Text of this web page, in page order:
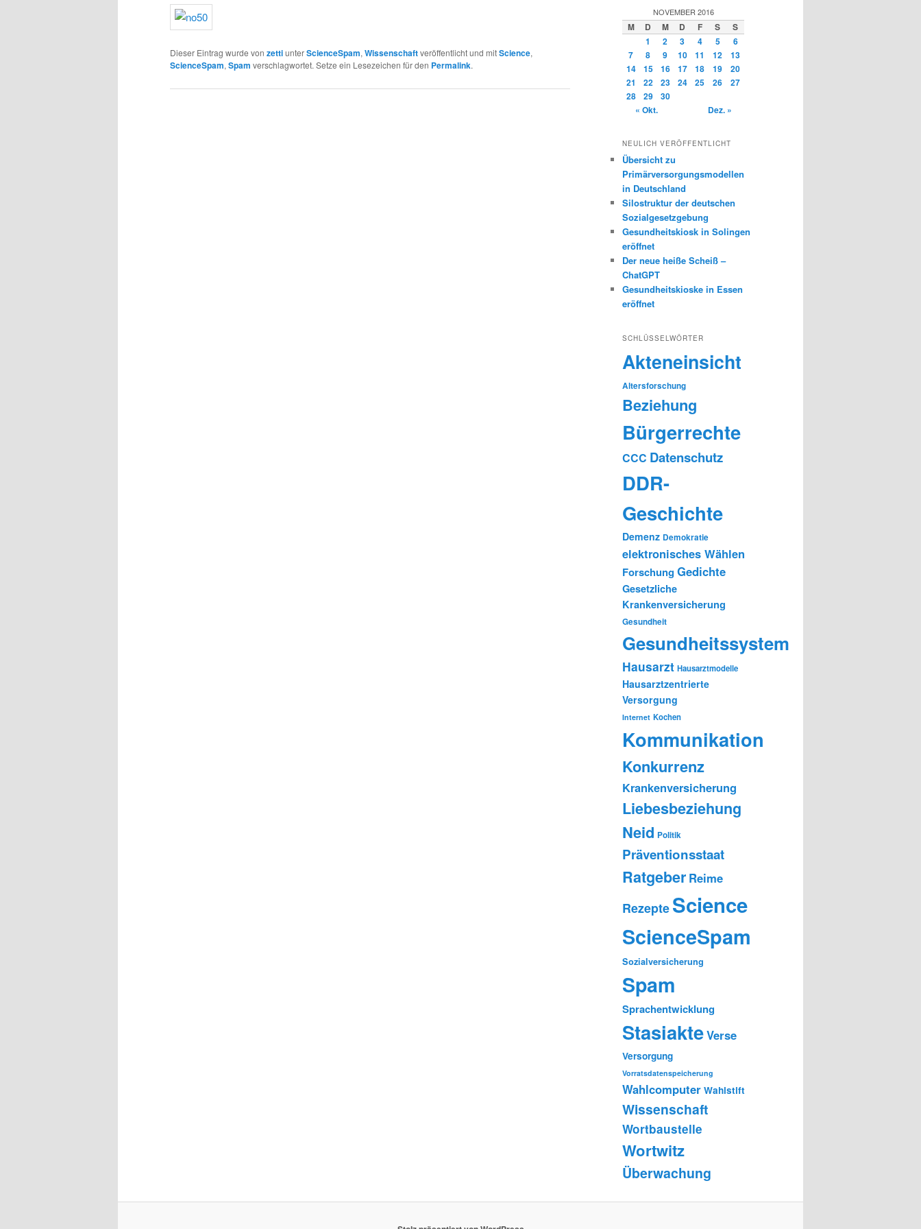
Dieser Eintrag wurde von zettiunterScienceSpam, Wissenschaftveröffentlicht und mitScience,
ScienceSpam, Spam verschlagwortet. Setze ein Lesezeichen für den Permalink.
NOVEMBER 2016
M D M D F S
S
1
2 3 4 5
6
7
8 9 10 11 12
13
14
15 16 17 18 19
20
21
22 23 24 25 26
27
28
29
30
« Okt.
Dez. »
NEULICH VERÖFFENTLICHT
Übersicht zu
Primärversorgungsmodellen
in Deutschland
Silostruktur der deutschen
Sozialgesetzgebung
Gesundheitskiosk in Solingen
eröffnet
Der neue heiße Scheiß –
ChatGPT
Gesundheitskioske in Essen
eröffnet
SCHLÜSSELWÖRTER
Akteneinsicht
Altersforschung
Beziehung
Bürgerrechte
CCC Datenschutz
DDR-
Geschichte
Demenz Demokratie
elektronisches Wählen
Forschung Gedichte
Gesetzliche
Krankenversicherung
Gesundheit
Gesundheitssystem
Hausarzt Hausarztmodelle
Hausarztzentrierte
Versorgung
Internet Kochen
Kommunikation
Konkurrenz
Krankenversicherung
Liebesbeziehung
Neid Politik
Präventionsstaat
Ratgeber Reime
Rezepte Science
ScienceSpam
Sozialversicherung
Spam
Sprachentwicklung
StasiakteVerse
Versorgung
Vorratsdatenspeicherung
Wahlcomputer Wahlstift
Wissenschaft
Wortbaustelle
Wortwitz
Überwachung